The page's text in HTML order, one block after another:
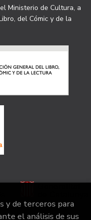
Ministerio de Cultura, a
del Cómic y de la
y de terceros para
el análisis de sus